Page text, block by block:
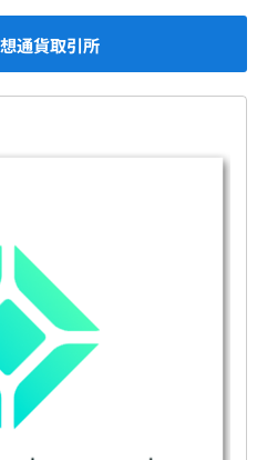
通貨取引所